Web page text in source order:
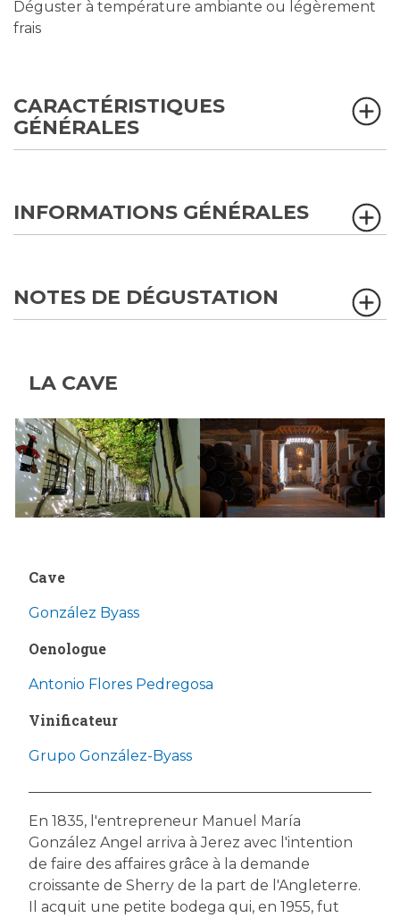
Déguster à température ambiante ou légèrement
frais
CARACTÉRISTIQUES
GÉNÉRALES
INFORMATIONS GÉNÉRALES
NOTES DE DÉGUSTATION
LA CAVE
Cave
González Byass
Oenologue
Antonio Flores Pedregosa
Vinificateur
Grupo González-Byass
En 1835, l'entrepreneur Manuel María
González Angel arriva à Jerez avec l'intention
de faire des affaires grâce à la demande
croissante de Sherry de la part de l'Angleterre.
Il acquit une petite bodega qui, en 1955, fut